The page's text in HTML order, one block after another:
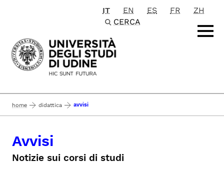
Passa al contenuto principale
IT EN ES FR
ZH
CERCA
home didattica avvisi
Avvisi
Notizie sui corsi di studi